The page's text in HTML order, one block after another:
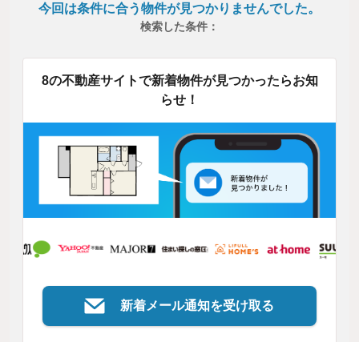
今回は条件に合う物件が見つかりませんでした。
検索した条件：
8の不動産サイトで新着物件が見つかったらお知
らせ！
新着メール通知を受け取る